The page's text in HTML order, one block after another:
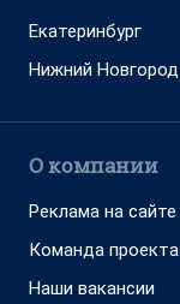
Екатеринбург
Нижний Новгород
О компании
Реклама на сайте
Команда проекта
Наши вакансии